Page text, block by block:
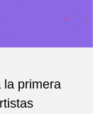
la primera